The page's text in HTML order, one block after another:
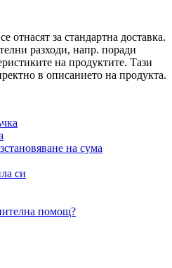
отнасят за стандартна доставка.
разходи, напр. поради
на продуктите. Тази
в описанието на продукта.
на сума
си
помощ?